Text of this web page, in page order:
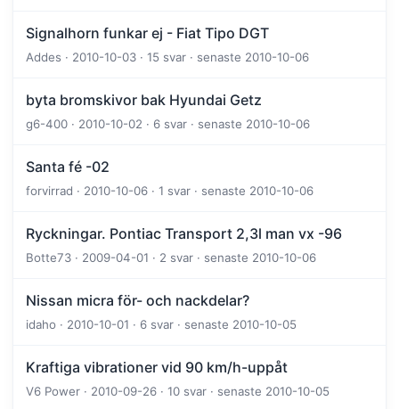
Signalhorn funkar ej - Fiat Tipo DGT
Addes · 2010-10-03 · 15 svar · senaste 2010-10-06
byta bromskivor bak Hyundai Getz
g6-400 · 2010-10-02 · 6 svar · senaste 2010-10-06
Santa fé -02
forvirrad · 2010-10-06 · 1 svar · senaste 2010-10-06
Ryckningar. Pontiac Transport 2,3l man vx -96
Botte73 · 2009-04-01 · 2 svar · senaste 2010-10-06
Nissan micra för- och nackdelar?
idaho · 2010-10-01 · 6 svar · senaste 2010-10-05
Kraftiga vibrationer vid 90 km/h-uppåt
V6 Power · 2010-09-26 · 10 svar · senaste 2010-10-05